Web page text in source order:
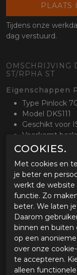
PLAATS
Tijdens onze
dag verstuurd.
OMSCHRIJVING
ST/RPHA ST
Eigenschappen
Type Pinlock
Model DKS111
Geschikt voor
Voorkomt
Een origineel
SPECIFICATIES
ST/RPHA ST
Merk
Leveranciercode
Categorie
Materiaal
Bestelcode
COOKIES.
Met cookies en
je beter en
werkt de website
functie. Zo
beter. We laten
Daarom
binnen en buiten
op een
over onze
te accepteren.
alleen